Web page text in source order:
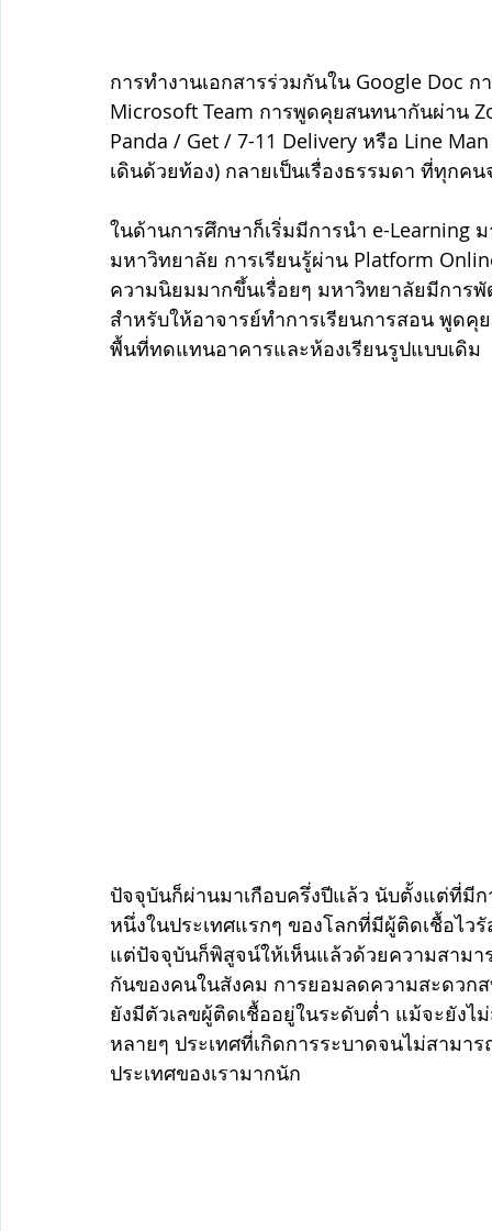
การทำงานเอกสารร่วมกันใน Google Doc
Microsoft Team การพูดคุยสนทนากันผ่าน
Panda / Get / 7-11 Delivery หรือ Line
เดินด้วยท้อง) กลายเป็นเรื่องธรรมดา ที่ทุกค
ในด้านการศึกษาก็เริ่มมีการนำ e-Learning
มหาวิทยาลัย การเรียนรู้ผ่าน Platform
ความนิยมมากขึ้นเรื่อยๆ มหาวิทยาลัยมีการ
สำหรับให้อาจารย์ทำการเรียนการสอน พูด
พื้นที่ทดแทนอาคารและห้องเรียนรูปแบบเดิม
ปัจจุบันก็ผ่านมาเกือบครึ่งปีแล้ว นับตั้งแต่ที่มีก
หนึ่งในประเทศแรกๆ ของโลกที่มีผู้ติดเชื้อไ
แต่ปัจจุบันก็พิสูจน์ให้เห็นแล้วด้วยความสาม
กันของคนในสังคม การยอมลดความสะดวก
ยังมีตัวเลขผู้ติดเชื้ออยู่ในระดับต่ำ แม้จะยัง
หลายๆ ประเทศที่เกิดการระบาดจนไม่สาม
ประเทศของเรามากนัก